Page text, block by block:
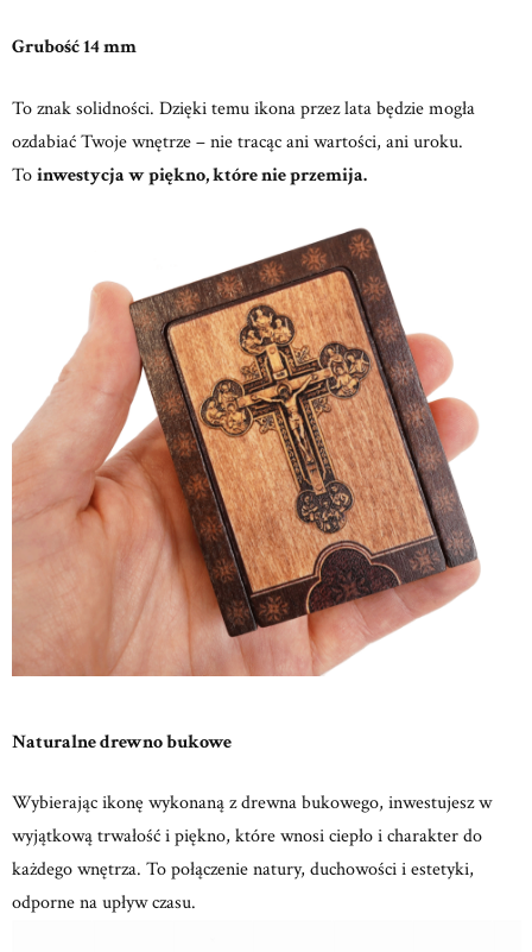
Grubość 14 mm
To znak solidności. Dzięki temu ikona przez lata będzie mogła
ozdabiać Twoje wnętrze – nie tracąc ani wartości, ani uroku.
To inwestycja w piękno, które nie przemija.
Naturalne drewno bukowe
Wybierając ikonę wykonaną z drewna bukowego, inwestujesz w
wyjątkową trwałość i piękno, które wnosi ciepło i charakter do
każdego wnętrza. To połączenie natury, duchowości i estetyki,
odporne na upływ czasu.